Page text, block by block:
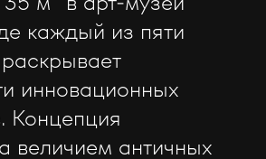
каждый из пяти
инновационных
Концепция
величием античных